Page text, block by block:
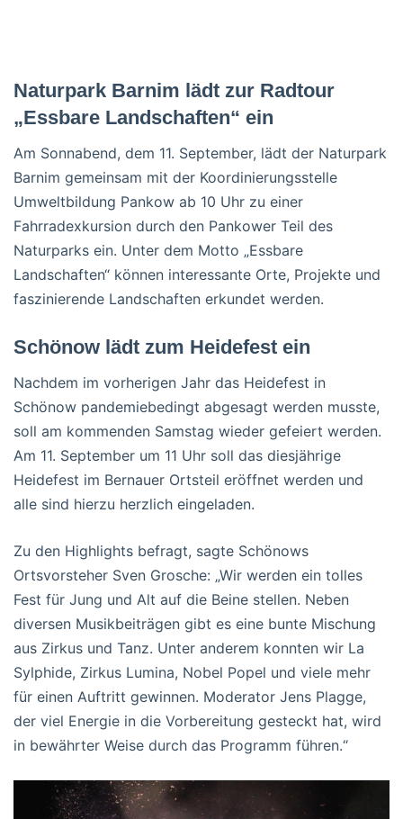
Naturpark Barnim lädt zur Radtour
„Essbare Landschaften“ ein
Am Sonnabend, dem 11. September, lädt der Naturpark
Barnim gemeinsam mit der Koordinierungsstelle
Umweltbildung Pankow ab 10 Uhr zu einer
Fahrradexkursion durch den Pankower Teil des
Naturparks ein. Unter dem Motto „Essbare
Landschaften“ können interessante Orte, Projekte und
faszinierende Landschaften erkundet werden.
Schönow lädt zum Heidefest ein
Nachdem im vorherigen Jahr das Heidefest in
Schönow pandemiebedingt abgesagt werden musste,
soll am kommenden Samstag wieder gefeiert werden.
Am 11. September um 11 Uhr soll das diesjährige
Heidefest im Bernauer Ortsteil eröffnet werden und
alle sind hierzu herzlich eingeladen.
Zu den Highlights befragt, sagte Schönows
Ortsvorsteher Sven Grosche: „Wir werden ein tolles
Fest für Jung und Alt auf die Beine stellen. Neben
diversen Musikbeiträgen gibt es eine bunte Mischung
aus Zirkus und Tanz. Unter anderem konnten wir La
Sylphide, Zirkus Lumina, Nobel Popel und viele mehr
für einen Auftritt gewinnen. Moderator Jens Plagge,
der viel Energie in die Vorbereitung gesteckt hat, wird
in bewährter Weise durch das Programm führen.“